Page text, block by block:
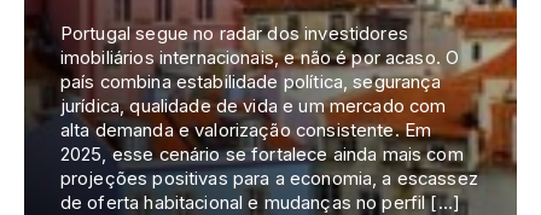
Portugal segue no radar dos investidores
imobiliários internacionais, e não é por acaso. O
país combina estabilidade política, segurança
jurídica, qualidade de vida e um mercado com
alta demanda e valorização consistente. Em
2025, esse cenário se fortalece ainda mais com
projeções positivas para a economia, a escassez
de oferta habitacional e mudanças no perfil […]